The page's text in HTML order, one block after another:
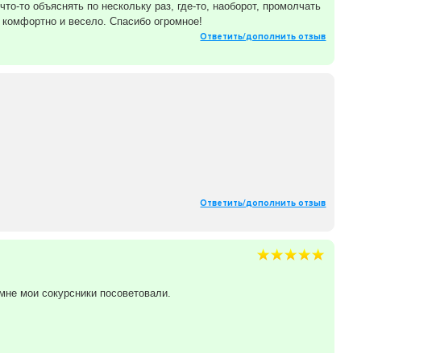
то объяснять по нескольку раз, где-то, наоборот, промолчать
и весело. Спасибо огромное!
Ответить/дополнить отзыв
Ответить/дополнить отзыв
мои сокурсники посоветовали.